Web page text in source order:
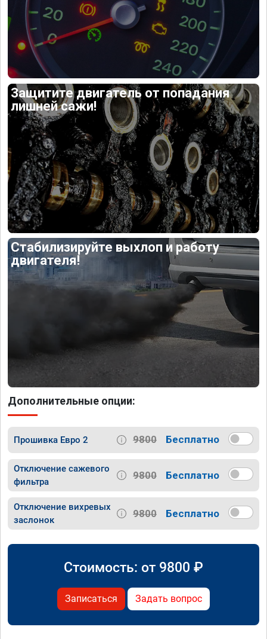
Защитите двигатель от попадания
лишней сажи!
Стабилизируйте выхлоп и работу
двигателя!
Дополнительные опции:
Прошивка Евро 2 9800 Бесплатно
Отключение сажевого
фильтра
9800 Бесплатно
Отключение вихревых
заслонок
9800 Бесплатно
Стоимость: от 9800 ₽
Записаться Задать вопрос